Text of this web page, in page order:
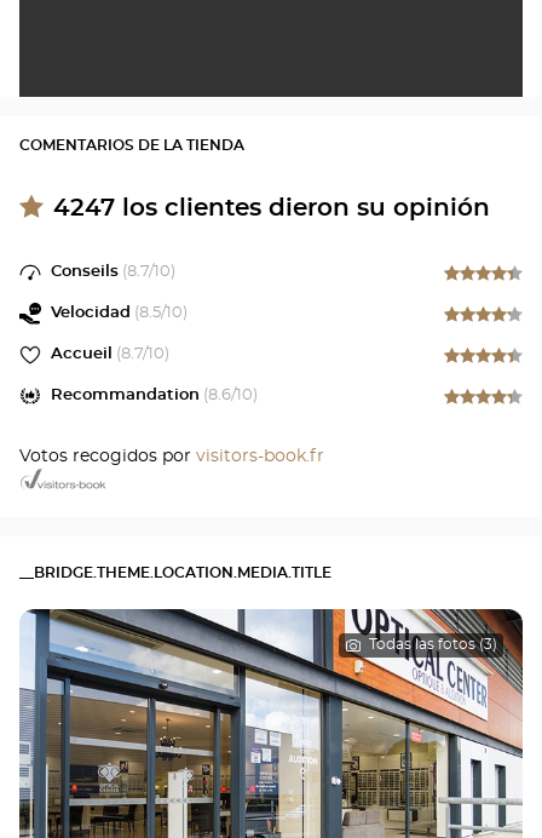
COMENTARIOS DE LA TIENDA
4247 los clientes dieron su opinión
Conseils (8.7/10)
Velocidad (8.5/10)
Accueil (8.7/10)
Recommandation (8.6/10)
Votos recogidos por visitors-book.fr
__BRIDGE.THEME.LOCATION.MEDIA.TITLE
Todas las fotos (3)